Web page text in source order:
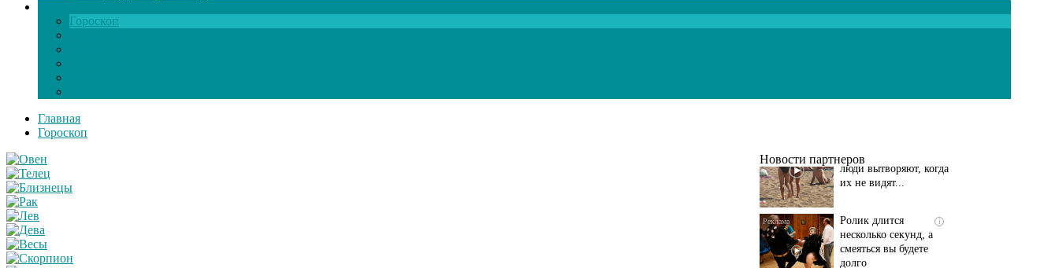
Гороскоп
Главная
Гороскоп
Новости партнеров
i
Ролик длится
несколько секунд, а
долго
Обнаружена тайная